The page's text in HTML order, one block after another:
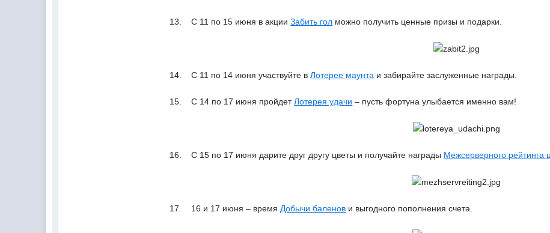
13. С 11 по 15 июня в акцииЗабить гол можно получить ценные призы и подарки.
14. С 11 по 14 июня участвуйте вЛотерее маунта и забирайте заслуженные награды.
15. С 14 по 17 июня пройдетЛотерея удачи – пусть фортуна улыбается именно вам!
16. С 15 по 17 июня дарите друг другу цветы и получайте награды Межсерверного рейтинга
17. 16 и 17 июня – времяДобычи баленов и выгодного пополнения счета.